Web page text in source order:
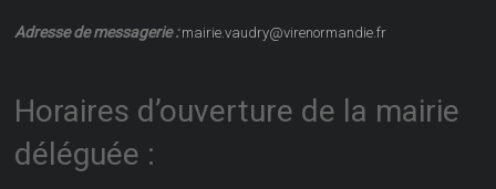
Adresse de messagerie :mairie.vaudry@virenormandie.fr
Horaires d’ouverture de la mairie
déléguée :